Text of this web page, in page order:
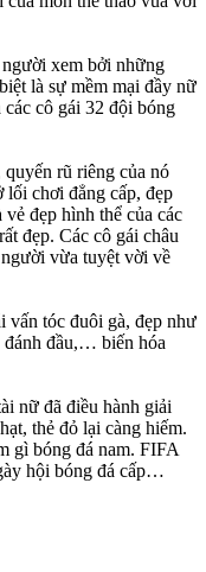
xem bởi những
là sự mềm mại đầy nữ
cô gái 32 đội bóng
rũ riêng của nó
chơi đẳng cấp, đẹp
đẹp hình thể của các
đẹp. Các cô gái châu
vừa tuyệt vời về
vấn tóc đuôi gà, đẹp như
đánh đầu,… biến hóa
nữ đã điều hành giải
thẻ đỏ lại càng hiếm.
gì bóng đá nam. FIFA
hội bóng đá cấp…